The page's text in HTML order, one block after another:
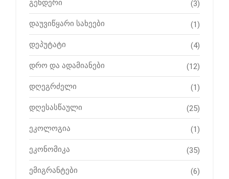
გენდერი (3)
დაუვიწყარი სახეები (1)
დეპუტატი (4)
დრო და ადამიანები (12)
დღეგრძელი (1)
დღესასწაული (25)
ეკოლოგია (1)
ეკონომიკა (35)
ემიგრანტები (6)